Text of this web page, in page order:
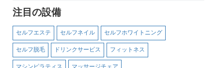
注目の設備
セルフエステ セルフネイル セルフホワイトニング
セルフ脱毛 ドリンクサービス フィットネス
マシンピラティス マッサージチェア